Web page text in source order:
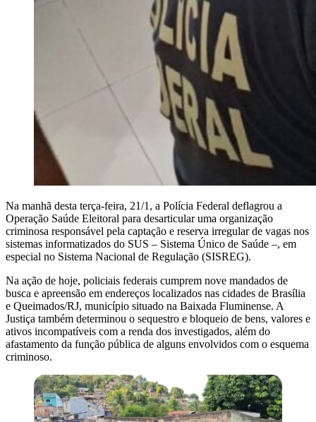
Na manhã desta terça-feira, 21/1, a Polícia Federal deflagrou a
Operação Saúde Eleitoral para desarticular uma organização
criminosa responsável pela captação e reserva irregular de vagas nos
sistemas informatizados do SUS – Sistema Único de Saúde –, em
especial no Sistema Nacional de Regulação (SISREG).
Na ação de hoje, policiais federais cumprem nove mandados de
busca e apreensão em endereços localizados nas cidades de Brasília
e Queimados/RJ, município situado na Baixada Fluminense. A
Justiça também determinou o sequestro e bloqueio de bens, valores e
ativos incompatíveis com a renda dos investigados, além do
afastamento da função pública de alguns envolvidos com o esquema
criminoso.